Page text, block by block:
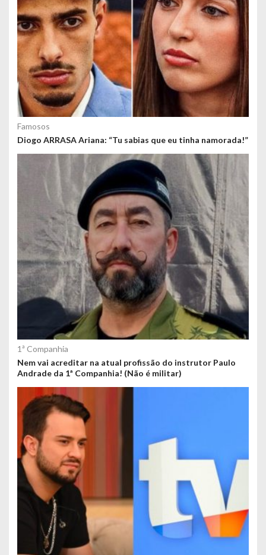
Famosos
Diogo ARRASA Ariana: “Tu sabias que eu tinha namorada!”
1ª Companhia
Nem vai acreditar na atual profissão do instrutor Paulo
Andrade da 1ª Companhia! (Não é militar)